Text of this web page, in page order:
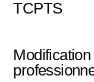
TCPTS
Modification